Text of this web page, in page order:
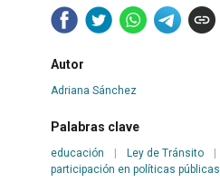
Autor
Adriana Sánchez
Palabras clave
educación | Ley de Tránsito |
participación en políticas públicas